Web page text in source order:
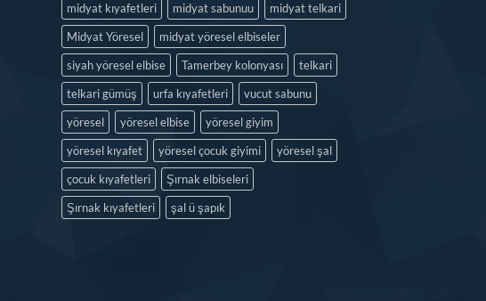
midyat kıyafetleri
midyat sabunuu
midyat telkari
Midyat Yöresel
midyat yöresel elbiseler
siyah yöresel elbise
Tamerbey kolonyası
telkari
telkari gümüş
urfa kıyafetleri
vucut sabunu
yöresel
yöresel elbise
yöresel giyim
yöresel kıyafet
yöresel çocuk giyimi
yöresel şal
çocuk kıyafetleri
Şırnak elbiseleri
Şırnak kıyafetleri
şal ü şapık